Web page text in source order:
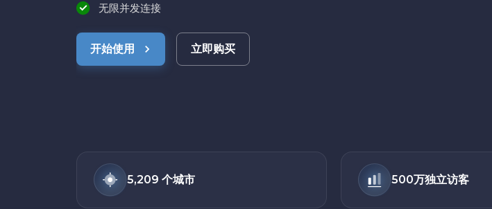
无限并发连接
开始使用 立即购买
5,209 个城市 500万独立访客